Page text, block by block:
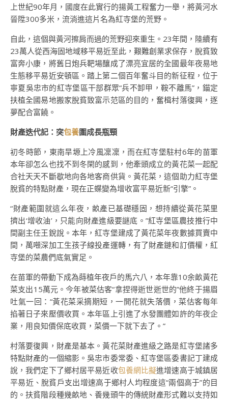
上世紀90年月，國度在此實行的揚黃工程奮力一舉，將黃河水
晉陞300多米，流淌進這片名為紅寺堡的荒野。
自此，這個與黃河擦肩而過的荒野迎來重生。23年間，陸續有
23萬人從西海固地域移平易近至此，艱難創業求保存，脫貧致
富奔小康，將舊日炮兵靶場釀成了漂亮宜居的全國最年夜易地
生態移平易近安頓區。踏上第二個百年奮斗目的新征程，位于
寧夏吳忠市的紅寺堡區干部群眾“兵不卸甲，鞍不離馬”，錨定
扶植全國易地搬家脫貧致富示范區的目的，奮楫村落復興，逐
夢配合富饒。
財產迭代記：突包養圍成長瓶頸
初冬時節，東南旱塬上冷風凜凜，而在紅寺堡駐村6年的苗軍
本年卻怎么也找不到冬閑的感到，他牽頭成立的黃花菜一起配
合社天天不斷歇地向各地客商供貨。黃花菜，這個助力紅寺堡
脫貧的特點財產，現在正蝶變為增收富平易近新“引擎”。
“財產範圍就這么年夜，畝產已基礎穩固，想持續從黃花菜里
擠出‘增收油’，只能向財產進級要謎底。”紅寺堡區農技推行中
間副主任王銳說。本年，紅寺堡建成了黃花菜年夜數據買賣中
間，萬噸深加工生孩子線投產運轉，有了財產鏈和訂價權，紅
寺堡的菜農們底氣實足。
在苗軍的帶動下成為蒔植年夜戶的馬六八，本年靠10余畝黃花
菜支出15萬元。今年被菜估客“拿捏得逝世逝世的”他終于揚眉
吐氣一回：“黃花菜采摘期短，一開花就失落價，菜估客每年
掐著日子來壓價收買。本年區上引進了水發團體如許的年夜企
業，用良知價保底收買，菜價一下就下去了。”
村落要復興，財產是基本。黃花菜財產進級之路是紅寺堡諸多
特點財產的一個縮影。吳忠市委常委、紅寺堡區委書記丁建成
說，我們定下了鄉村居平易近收包養網比擬進增速高于城鎮居
平易近、脫貧戶支出增速高于鄉村人均程度這“兩個高于”的目
的。扶貧階段種幾畝地、養幾頭牛的傳統財產形式難以支持如